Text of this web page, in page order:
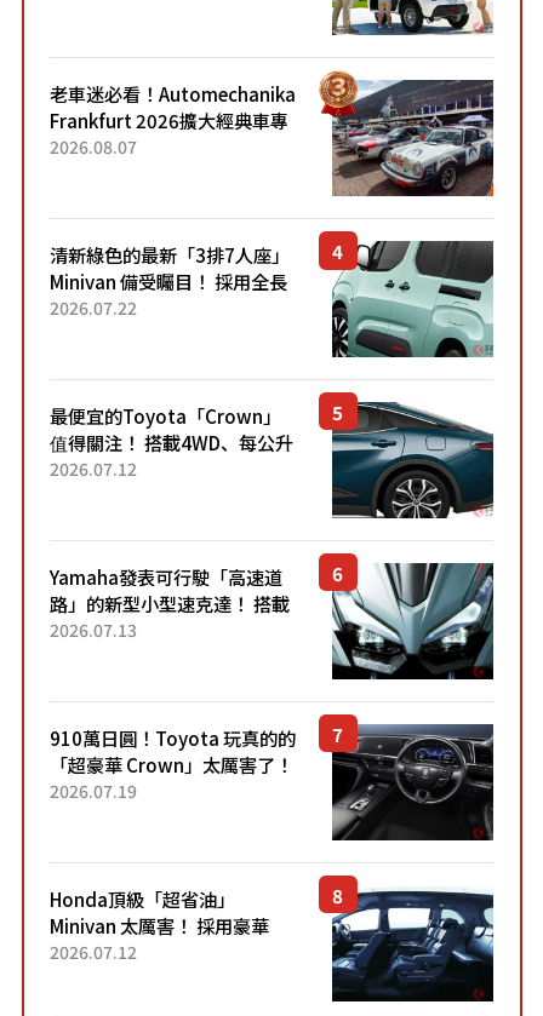
老車迷必看！Automechanika
Frankfurt 2026擴大經典車專
區 1954年珍稀古董車現場修復
2026.08.07
清新綠色的最新「3排7人座」
Minivan 備受矚目！ 採用全長
4.7公尺剛剛好的車身尺寸與
2026.07.22
最便宜的Toyota「Crown」
值得關注！ 搭載4WD、每公升
22.4公里低油耗表現超亮眼！
2026.07.12
Yamaha發表可行駛「高速道
路」的新型小型速克達！ 搭載
能享受超強勁「渦輪感」的動
2026.07.13
910萬日圓！Toyota 玩真的的
「超豪華 Crown」太厲害了！
採用由「匠人技藝」打造的
2026.07.19
Honda頂級「超省油」
Minivan 太厲害！ 採用豪華
「真皮座椅」與專屬「黑色內
2026.07.12